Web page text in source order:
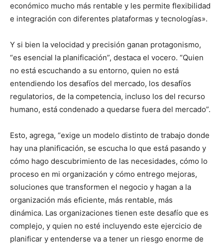
económico mucho más rentable y les permite flexibilidad
e integración con diferentes plataformas y tecnologías».
Y si bien la velocidad y precisión ganan protagonismo,
“es esencial la planificación”, destaca el vocero. “Quien
no está escuchando a su entorno, quien no está
entendiendo los desafíos del mercado, los desafíos
regulatorios, de la competencia, incluso los del recurso
humano, está condenado a quedarse fuera del mercado”.
Esto, agrega, “exige un modelo distinto de trabajo donde
hay una planificación, se escucha lo que está pasando y
cómo hago descubrimiento de las necesidades, cómo lo
proceso en mi organización y cómo entrego mejoras,
soluciones que transformen el negocio y hagan a la
organización más eficiente, más rentable, más
dinámica. Las organizaciones tienen este desafío que es
complejo, y quien no esté incluyendo este ejercicio de
planificar y entenderse va a tener un riesgo enorme de